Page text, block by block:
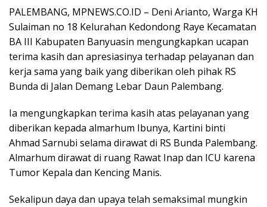
PALEMBANG, MPNEWS.CO.ID – Deni Arianto, Warga KH
Sulaiman no 18 Kelurahan Kedondong Raye Kecamatan
BA III Kabupaten Banyuasin mengungkapkan ucapan
terima kasih dan apresiasinya terhadap pelayanan dan
kerja sama yang baik yang diberikan oleh pihak RS
Bunda di Jalan Demang Lebar Daun Palembang.
Ia mengungkapkan terima kasih atas pelayanan yang
diberikan kepada almarhum Ibunya, Kartini binti
Ahmad Sarnubi selama dirawat di RS Bunda Palembang.
Almarhum dirawat di ruang Rawat Inap dan ICU karena
Tumor Kepala dan Kencing Manis.
Sekalipun daya dan upaya telah semaksimal mungkin